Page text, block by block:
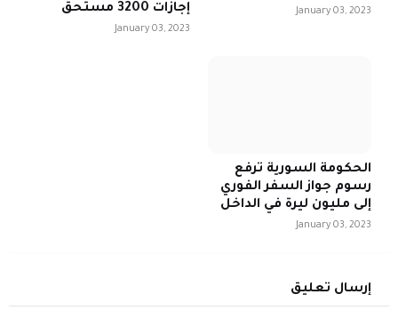
January 03, 2023
إجازات 3200 مستحق
January 03, 2023
الحكومة السورية ترفع
رسوم جواز السفر الفوري
إلى مليون ليرة في الداخل
January 03, 2023
إرسال تعليق